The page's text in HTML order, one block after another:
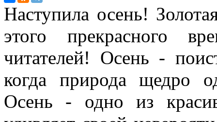
Наступила осень!
этого прекрасного
читателей! Осень -
когда природа щедро
Осень - одно из